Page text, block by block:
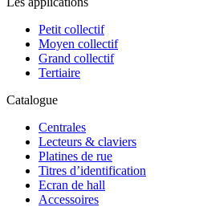
Petit collectif
Moyen collectif
Grand collectif
Tertiaire
Catalogue
Centrales
Lecteurs & claviers
Platines de rue
Titres d’identification
Ecran de hall
Accessoires